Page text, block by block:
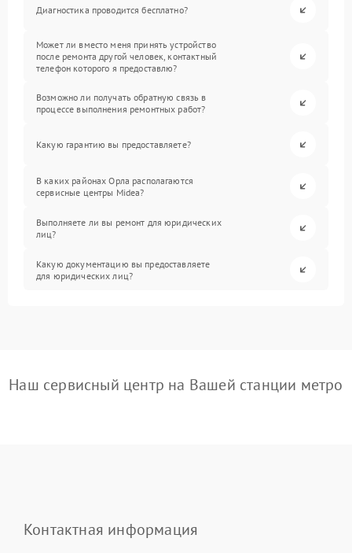
Диагностика проводится бесплатно?
Может ли вместо меня принять устройство
после ремонта другой человек, контактный
телефон которого я предоставлю?
Возможно ли получать обратную связь в
процессе выполнения ремонтных работ?
Какую гарантию вы предоставляете?
В каких районах Орла располагаются
сервисные центры Midea?
Выполняете ли вы ремонт для юридических
лиц?
Какую документацию вы предоставляете
для юридических лиц?
Наш сервисный центр на Вашей станции метро
Контактная информация